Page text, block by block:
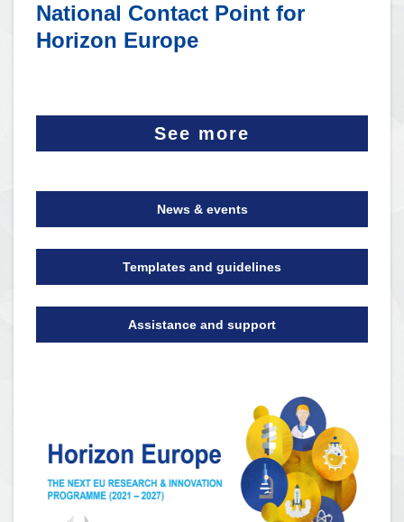
National Contact Point for
Horizon Europe
See more
News & events
Templates and guidelines
Assistance and support